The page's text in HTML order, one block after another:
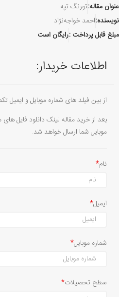
عنوان مقاله:تورنگ تپه
نویسنده:احمد خواجه‌نژاد
مبلغ قابل پرداخت :رایگان است
اطلاعات خریدار:
از بین فیلد های شماره موبایل و ایمیل
بعد از خرید مقاله لینک دانلود فایل
موبایل شما ارسال خواهد شد.
نام
ایمیل
شماره موبایل
سطح تحصیلات